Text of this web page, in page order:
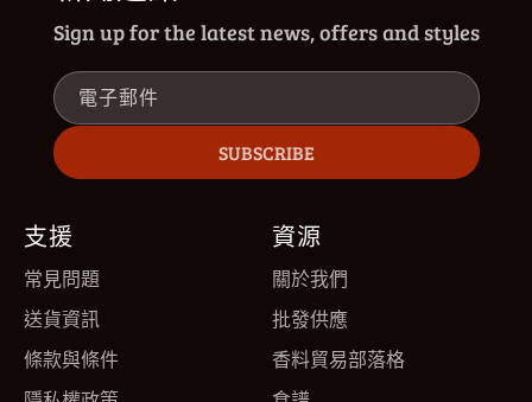
Sign up for the latest news, offers and styles
電子郵件
SUBSCRIBE
支援
常見問題
送貨資訊
條款與條件
資源
關於我們
批發供應
香料貿易部落格